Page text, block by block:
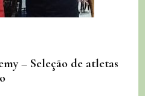
– Seleção de atletas